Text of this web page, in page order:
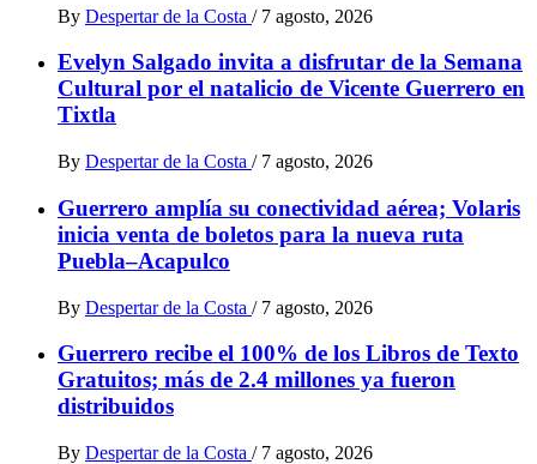
By Despertar de la Costa / 7 agosto, 2026
Evelyn Salgado invita a disfrutar de la Semana
Cultural por el natalicio de Vicente Guerrero en
Tixtla
By Despertar de la Costa / 7 agosto, 2026
Guerrero amplía su conectividad aérea; Volaris
inicia venta de boletos para la nueva ruta
Puebla–Acapulco
By Despertar de la Costa / 7 agosto, 2026
Guerrero recibe el 100% de los Libros de Texto
Gratuitos; más de 2.4 millones ya fueron
distribuidos
By Despertar de la Costa / 7 agosto, 2026